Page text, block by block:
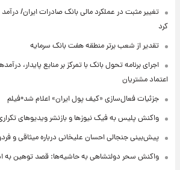
کرد
تقدیر از شعب برتر منطقه هفت بانک سرمایه
اجرای برنامه تحول بانک با تمرکز بر منابع پایدار،
اعتماد مشتریان
جزئیات فعال‌سازی «کیف پول ایران» اعلام شد+فیلم
واکنش پلیس به فیک نیوزها و بازنشر ویدیوهای
پیش‌بینی جنجالی احسان علیخانی درباره میثاقی و
واکنش سحر دولتشاهی به حاشیه‌ها: قصد توهین به